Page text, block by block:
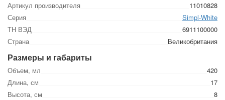
Артикул производителя
11010828
Серия
Simpl-White
ТН ВЭД
6911100000
Страна
Великобритания
Размеры и габариты
Объем, мл
420
Длина, см
17
Высота, см
8